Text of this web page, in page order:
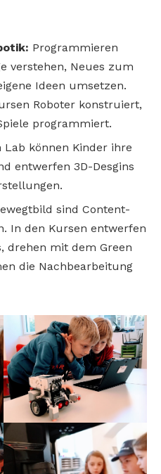
Programmieren
verstehen, Neues zum
Ideen umsetzen.
Roboter konstruiert,
programmiert.
Lab können Kinder ihre
entwerfen 3D-Desgins
sind Content-
In den Kursen entwerfen
drehen mit dem Green
die Nachbearbeitung